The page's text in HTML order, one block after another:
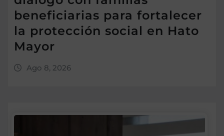
beneficiarias para fortalecer
la protección social en Hato
Mayor
Ago 8, 2026